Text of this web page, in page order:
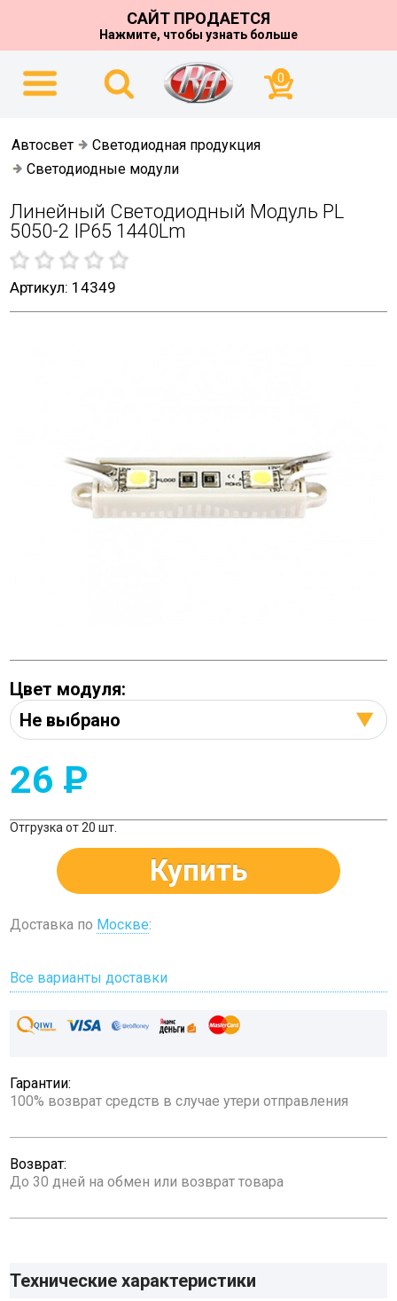
САЙТ ПРОДАЕТСЯ
Нажмите, чтобы узнать больше
0
Автосвет
Светодиодная продукция
Светодиодные модули
Линейный Светодиодный Модуль PL
5050-2 IP65 1440Lm
Артикул: 14349
Цвет модуля:
26 P
Отгрузка от 20 шт.
Купить
Доставка по Москве:
Все варианты доставки
Гарантии:
100% возврат средств в случае утери отправления
Возврат:
До 30 дней на обмен или возврат товара
Технические характеристики